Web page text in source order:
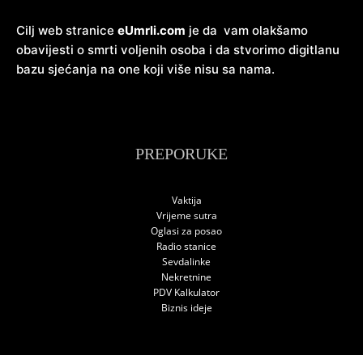
Cilj web stranice eUmrli.com je da vam olakšamo
obavijesti o smrti voljenih osoba i da stvorimo digitlanu
bazu sjećanja na one koji više nisu sa nama.
PREPORUKE
Vaktija
Vrijeme sutra
Oglasi za posao
Radio stanice
Sevdalinke
Nekretnine
PDV Kalkulator
Biznis ideje